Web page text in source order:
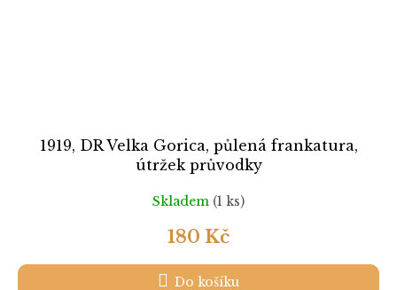
1919, DR Velka Gorica, půlená frankatura,
útržek průvodky
Skladem (1 ks)
180 Kč
Do košíku